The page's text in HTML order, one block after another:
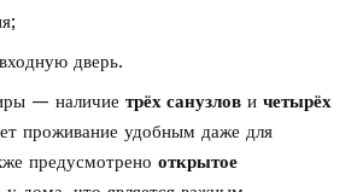
дверь.
— наличие трёх санузлов и четырёх
проживание удобным даже для
предусмотрено открытое